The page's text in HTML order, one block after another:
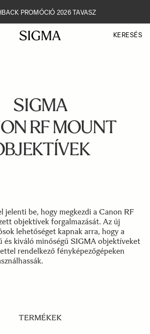
PROMÓCIÓ 2026 TAVASZ
KERESÉS
SIGMA
RF MOUNT
jelenti be, hogy megkezdi a Canon RF
objektívek forgalmazását. Az új
lehetőséget kapnak arra, hogy a
és kiváló minőségű SIGMA objektíveket
rendelkező fényképezőgépeken
TERMÉKEK